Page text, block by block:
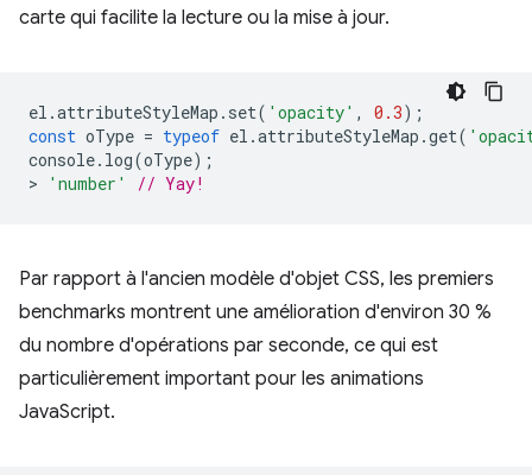
carte qui facilite la lecture ou la mise à jour.
el .attributeStyleMap . set( 'opacity' , 0.3);
const oType = typeof el .attributeStyleMap .get(
console. log(oType);
>
'number' // Yay!
Par rapport à l'ancien modèle d'objet CSS, les premiers
benchmarks montrent une amélioration d'environ 30 %
du nombre d'opérations par seconde, ce qui est
particulièrement important pour les animations
JavaScript.